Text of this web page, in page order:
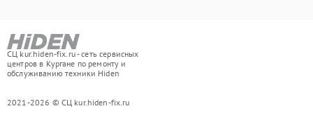
СЦ kur.hiden-fix.ru - сеть сервисных
центров в Кургане по ремонту и
обслуживанию техники Hiden
2021-2026 © СЦ kur.hiden-fix.ru